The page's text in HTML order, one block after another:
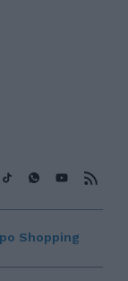
Shopping